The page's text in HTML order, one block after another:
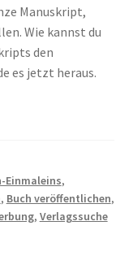
Manuskript,
Wie kannst du
den
es jetzt heraus.
Einmaleins,
, Buch veröffentlichen,
, Verlagssuche